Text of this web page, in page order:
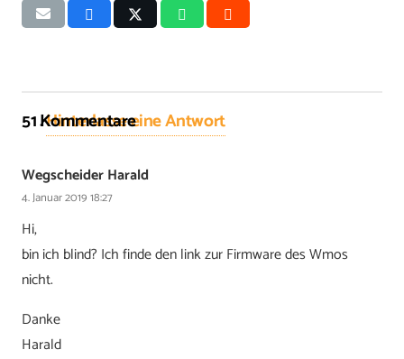
51Kommentare
.Hinterlasse eine Antwort
Wegscheider Harald
4. Januar 2019 18:27
Hi,
bin ich blind? Ich finde den link zur Firmware des Wmos
nicht.
Danke
Harald